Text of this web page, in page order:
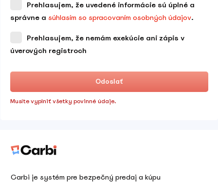
Prehlasujem, že uvedené informácie sú úplné a
správne a súhlasím so spracovaním osobných údajov.
Prehlasujem, že nemám exekúcie ani zápis v
úverových registroch
Odoslať
Musíte vyplniť všetky povinné údaje.
Carbi je systém pre bezpečný predaj a kúpu